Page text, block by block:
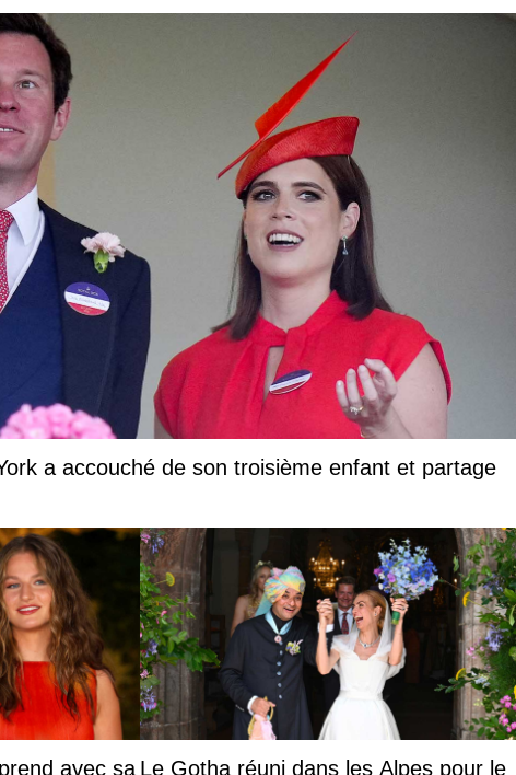
a accouché de son troisième enfant et partage
avec sa Le Gotha réuni dans les Alpes pour le